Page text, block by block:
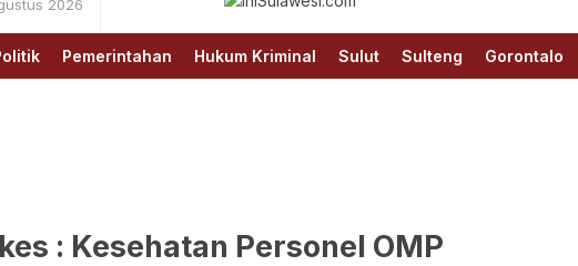
2026
Pemerintahan Hukum Kriminal Sulut Sulteng Gorontalo
: Kesehatan Personel OMP